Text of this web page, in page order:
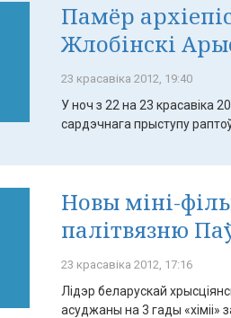
Памёр
Жлобінскі
23 красавіка 2012, 19:40
У ноч з 22 на 23 красавіка
сардэчнага прыступу
Новы міні-
палітвязню
23 красавіка 2012, 17:16
Лідэр беларускай
асуджаны на 3 гады «хіміі»